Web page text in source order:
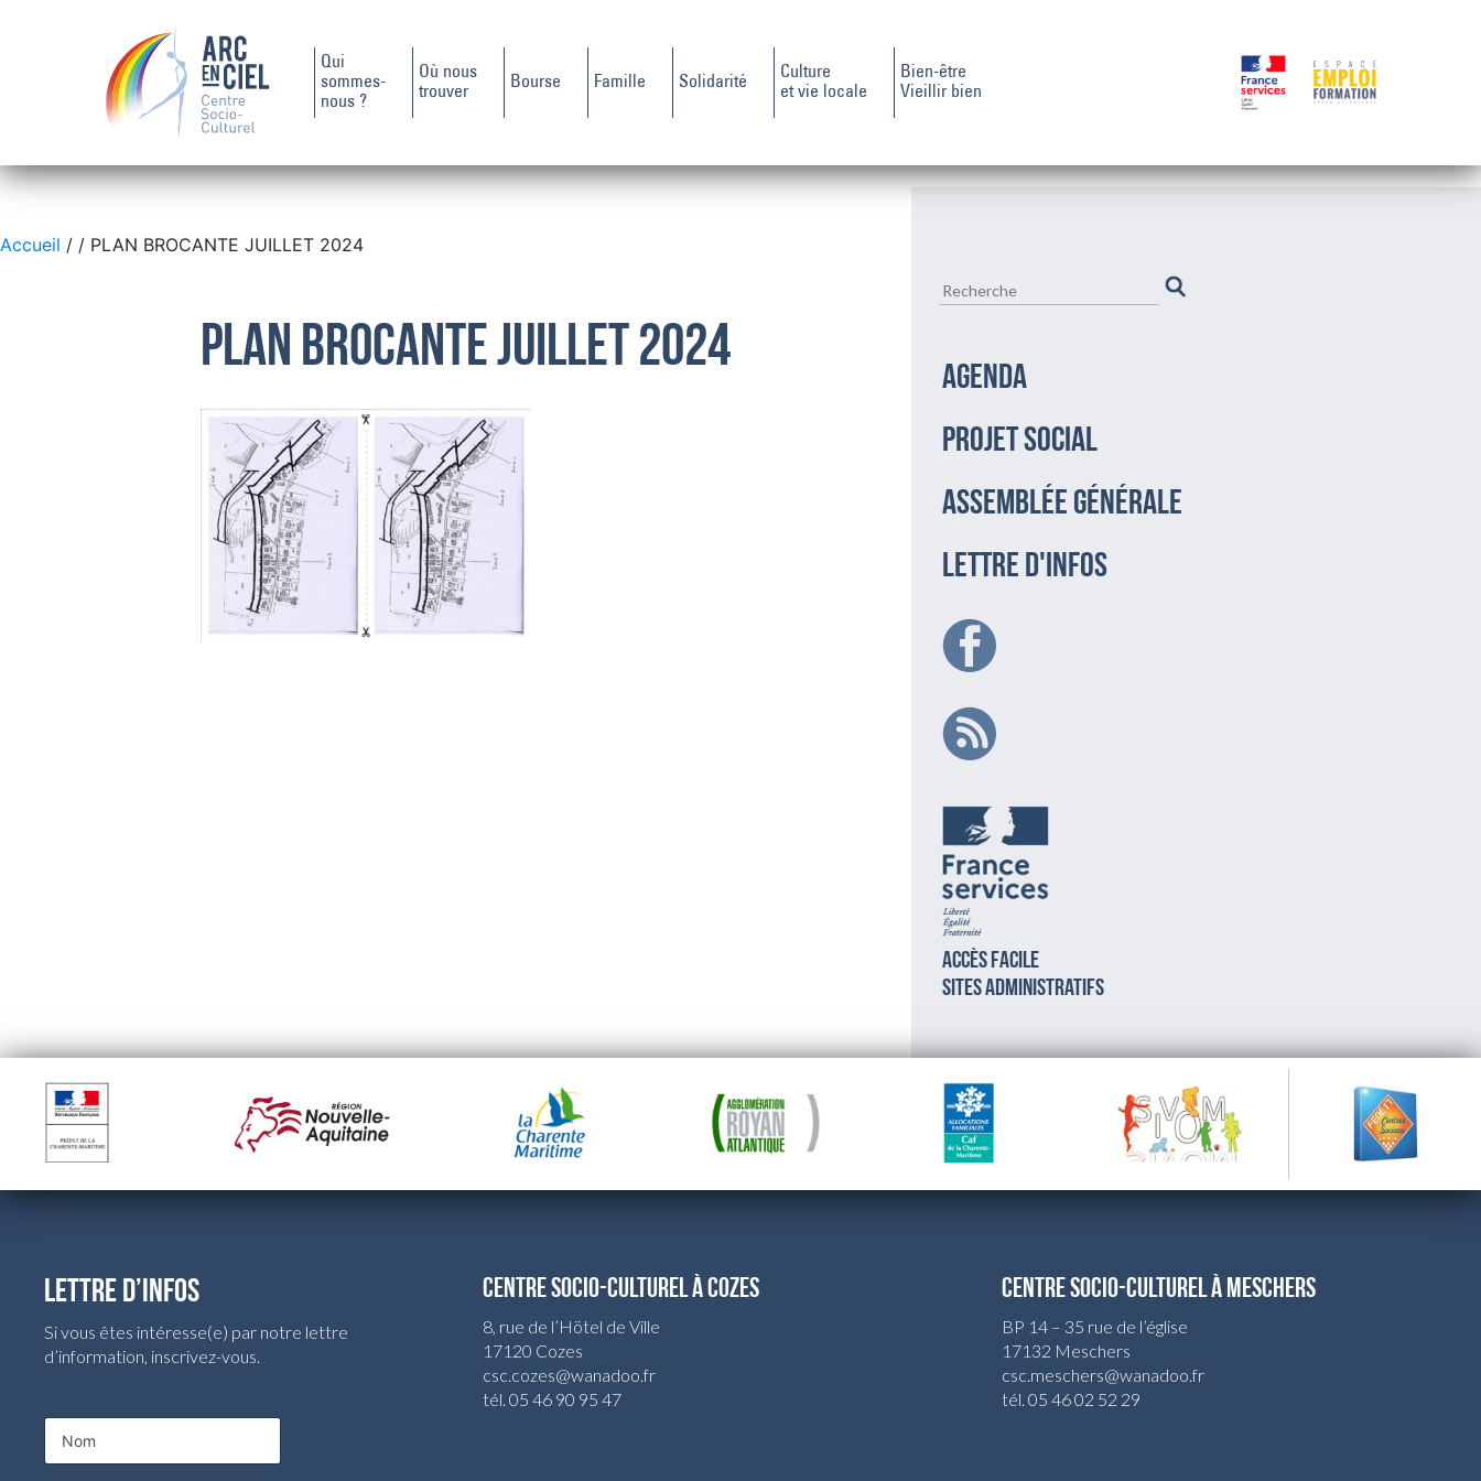
Qui
sommes-
nous ?
Où nous
trouver
Bourse Famille Solidarité
Culture
et vie locale
Bien-être
Vieillir bien
Accueil / / PLAN BROCANTE JUILLET 2024
PLAN BROCANTE JUILLET 2024
AGENDA
PROJET SOCIAL
assemblée générale
LETTRE D'INFOS
Accès facile
sites administratifs
LETTRE D’INFOS
Si vous êtes intéresse(e) par notre lettre
d’information, inscrivez-vous.
a
N
m
CENTRE SOCIO-CULTUREL À COZES
8, rue de l’Hötel de Ville
17120 Cozes
csc.cozes@wanadoo.fr
tél. 05 46 90 95 47
CENTRE SOCIO-CULTUREL À MESCHERS
BP 14 – 35 rue de l’église
17132 Meschers
csc.meschers@wanadoo.fr
tél. 05 46 02 52 29